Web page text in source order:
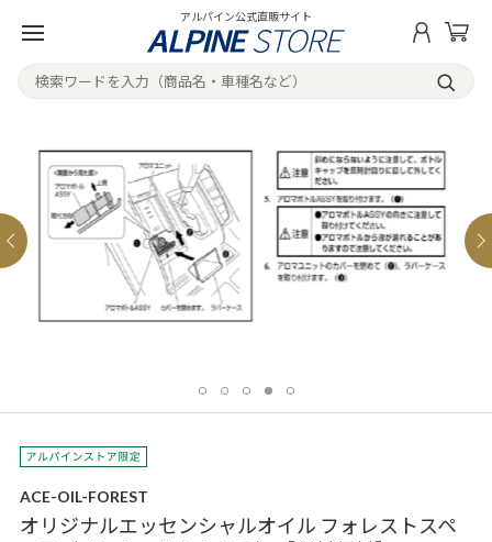
アルパイン公式直販サイト
ACE-OIL-FOREST
オリジナルエッセンシャルオイル フォレストスペ